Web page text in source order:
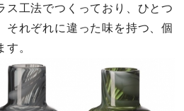
ス工法でつくっており、ひとつ
それぞれに違った味を持つ、個
。